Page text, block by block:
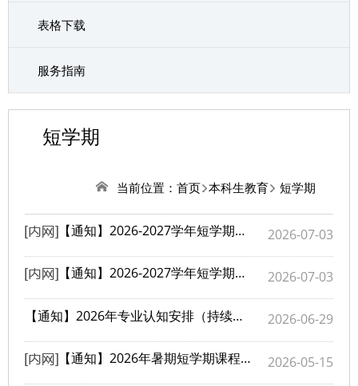
表格下载
服务指南
短学期
当前位置： 首页 本科生教育 短学期
【通知】2026-2027学年短学期《机器人竞赛实践》课程通知 2026-07-03
【通知】2026-2027学年短学期《嵌入式系统高级实验》课程通知 2026-07-03
【通知】2026年专业认知安排（持续更新） 2026-06-29
【通知】2026年暑期短学期课程安排预通知（更新） 2026-05-15